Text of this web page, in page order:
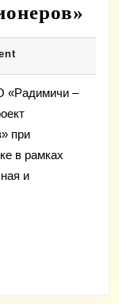
«Радимичи –
при
в рамках
и